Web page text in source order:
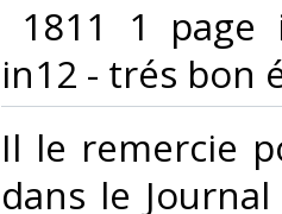
1811 1
in12 - trés bon
‎Il le remercie
dans le